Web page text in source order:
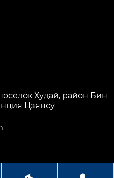
Худай, район Бин
Цзянсу